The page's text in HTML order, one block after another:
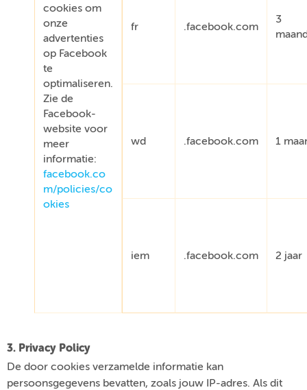
cookies om
onze
advertenties
op Facebook
te
optimaliseren.
Zie de
Facebook-
website voor
meer
informatie:
facebook.co
m/policies/co
okies
fr .facebook.com
3
wd .facebook.com 1
iem .facebook.com 2 jaar
3. Privacy Policy
De door cookies verzamelde informatie kan
persoonsgegevens bevatten, zoals jouw IP-adres. Als dit